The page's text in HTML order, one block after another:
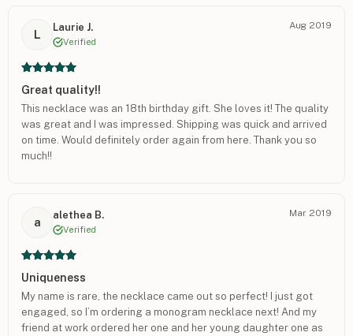
L
Laurie J.
Verified
Aug 2019
Great quality!!
This necklace was an 18th birthday gift. She loves it! The quality
was great and I was impressed. Shipping was quick and arrived
on time. Would definitely order again from here. Thank you so
much!!
a
alethea B.
Verified
Mar 2019
Uniqueness
My name is rare, the necklace came out so perfect! I just got
engaged, so I’m ordering a monogram necklace next! And my
friend at work ordered her one and her young daughter one as